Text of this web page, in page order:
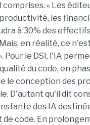
comprises. « Les
les
à 30% des
en réalité, ce
Pour le DSI, l'IA
du code, en
le conception des
D'autant qu'il dit
des IA
code. En